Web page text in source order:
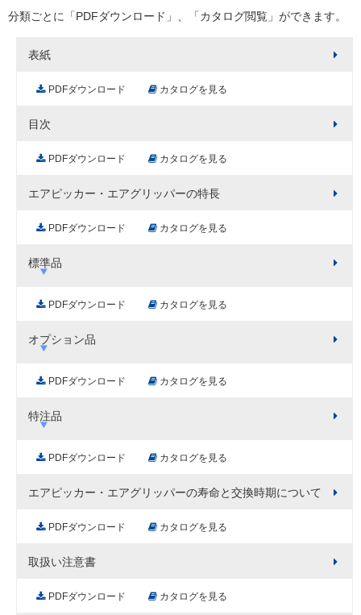
分類ごとに「PDFダウンロード」、「カタログ閲覧」ができます。
表紙
PDFダウンロード カタログを見る
目次
PDFダウンロード カタログを見る
エアピッカー・エアグリッパーの特長
PDFダウンロード カタログを見る
標準品
PDFダウンロード カタログを見る
オプション品
PDFダウンロード カタログを見る
特注品
PDFダウンロード カタログを見る
エアピッカー・エアグリッパーの寿命と交換時期について
PDFダウンロード カタログを見る
取扱い注意書
PDFダウンロード カタログを見る